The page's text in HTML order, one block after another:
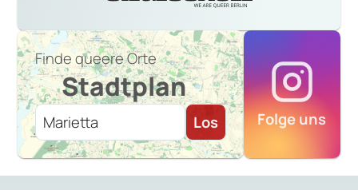
Finde queere Orte
Stadtplan
Los Folge uns